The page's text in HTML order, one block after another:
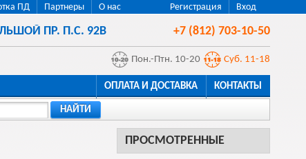
Регистрация Вход
ПД Партнеры
О нас
ПР. П.С. 92В +7 (812) 703-10-50
Пон.-Птн. 10-20 Суб. 11-18
ОПЛАТА И ДОСТАВКА КОНТАКТЫ
НАЙТИ
ПРОСМОТРЕННЫЕ